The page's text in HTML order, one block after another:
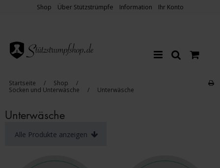
Shop Über Stützstrümpfe Information Ihr Konto
Startseite / Shop
/
Socken und Unterwäsche
/ Unterwäsche
Unterwäsche
Alle Produkte anzeigen